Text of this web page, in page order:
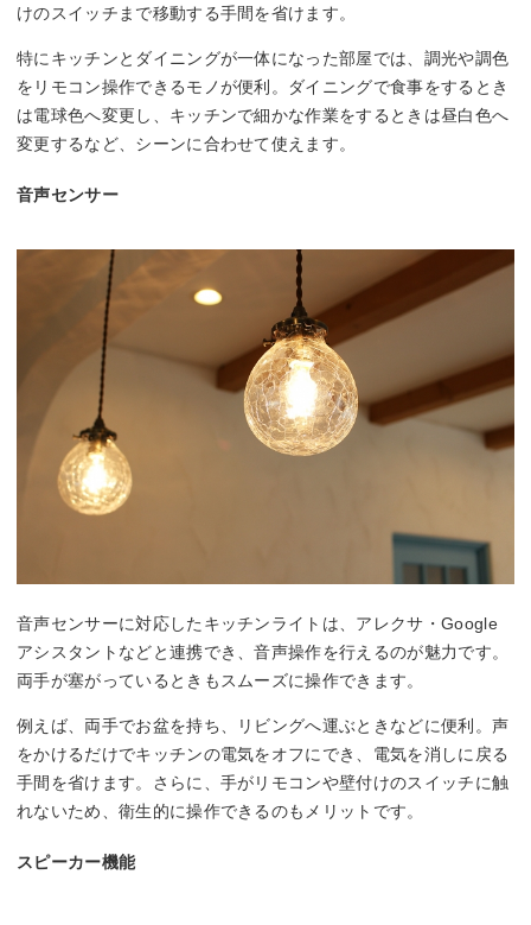
けのスイッチまで移動する手間を省けます。
特にキッチンとダイニングが一体になった部屋では、調光や調色
をリモコン操作できるモノが便利。ダイニングで食事をするとき
は電球色へ変更し、キッチンで細かな作業をするときは昼白色へ
変更するなど、シーンに合わせて使えます。
音声センサー
音声センサーに対応したキッチンライトは、アレクサ・Google
アシスタントなどと連携でき、音声操作を行えるのが魅力です。
両手が塞がっているときもスムーズに操作できます。
例えば、両手でお盆を持ち、リビングへ運ぶときなどに便利。声
をかけるだけでキッチンの電気をオフにでき、電気を消しに戻る
手間を省けます。さらに、手がリモコンや壁付けのスイッチに触
れないため、衛生的に操作できるのもメリットです。
スピーカー機能